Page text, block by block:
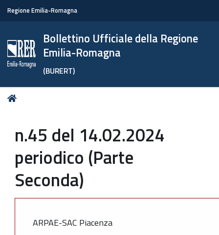
Regione Emilia-Romagna
Bollettino Ufficiale della Regione
Emilia-Romagna
(BURERT)
Tu
n.45 del 14.02.2024
periodico (Parte
Seconda)
ARPAE-SAC Piacenza